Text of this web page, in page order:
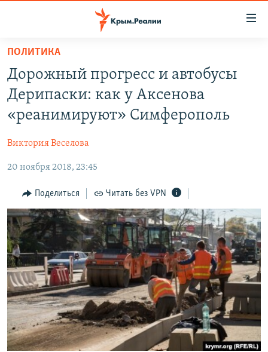
Вернуться
основному
содержанию
Вернутся
главной
навигации
Вернутся
поиску
СПЕЦПРОЕКТЫ
11 ЛЕТ ОККУПАЦИИ КРЫМА. 11 ИСТОРИЙ СОПРОТИВЛЕНИЯ
ВОДА
ЕЩЕ
ИНТЕРАКТИВ
ИНФОГРАФИКА
ТЕЛЕПРОЕКТ КРЫМ.РЕАЛИИ
СОВЕТЫ ПРАВОЗАЩИТНИКОВ
ПРОПАВШИЕ БЕЗ ВЕСТИ
ПОБЕДИТЕЛЕЙ НЕ СУДЯТ?
КРЫМ.НЕПОКОРЕННЫЙ
ELIFBE
УКРАИНСКАЯ ПРОБЛЕМА КРЫМА
РАДІО СВОБОДА
КАК ОБОЙТИ БЛОКИРОВКУ
Українською
Qırımtatar
ПРИСОЕДИНЯЙТЕСЬ!
ПОЛИТИКА
Дорожный прогресс и автобусы
Дерипаски: как у Аксенова
«реанимируют» Симферополь
Виктория Веселова
20 ноября 2018, 23:45
Поделиться Читать без VPN